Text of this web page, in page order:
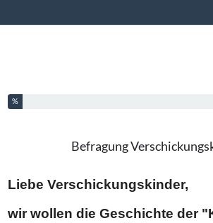
Sie haben % dieser Umfrage fertiggestellt.
%
Befragung
Liebe Verschickungskinder,
wir wollen die Geschichte der